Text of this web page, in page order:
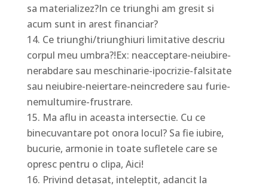
sa materializez?In ce triunghi am gresit si
acum sunt in arest financiar?
Ce triunghi/triunghiuri limitative descriu
corpul meu umbra?!Ex: neacceptare-neiubire-
nerabdare sau meschinarie-ipocrizie-falsitate
sau neiubire-neiertare-neincredere sau furie-
nemultumire-frustrare.
Ma aflu in aceasta intersectie. Cu ce
binecuvantare pot onora locul? Sa fie iubire,
bucurie, armonie in toate sufletele care se
opresc pentru o clipa, Aici!
Privind detasat, inteleptit, adancit la